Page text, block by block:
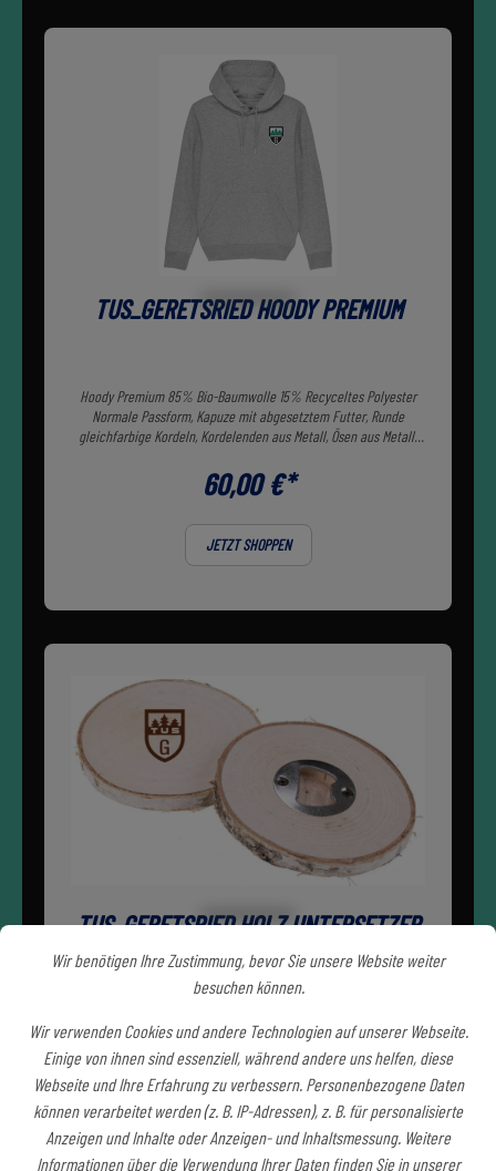
TUS_GERETSRIED HOODY PREMIUM
Hoody Premium 85% Bio-Baumwolle 15% Recyceltes Polyester
Normale Passform, Kapuze mit abgesetztem Futter, Runde
gleichfarbige Kordeln, Kordelenden aus Metall, Ösen aus Metall.
60,00 €*
JETZT SHOPPEN
TUS_GERETSRIED HOLZ UNTERSETZER
MIT FLASCHENÖFFNER
9,00 €*
JETZT SHOPPEN
Wir benötigen Ihre Zustimmung, bevor Sie unsere Website weiter
besuchen können.
Wir verwenden Cookies und andere Technologien auf unserer Webseite.
Einige von ihnen sind essenziell, während andere uns helfen, diese
Webseite und Ihre Erfahrung zu verbessern. Personenbezogene Daten
können verarbeitet werden (z. B. IP-Adressen), z. B. für personalisierte
Anzeigen und Inhalte oder Anzeigen- und Inhaltsmessung. Weitere
Informationen über die Verwendung Ihrer Daten finden Sie in unserer